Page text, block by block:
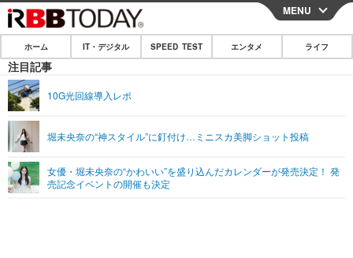
CLOSE
ホーム
IT・デジタル
ショッピング その他
SPEED TEST
エンタメ
エンタメTOP
ライフ
MENU
ホーム IT・デジタル SPEED TEST エンタメ ライフ
注目記事
10G光回線導入レポ
堀未央奈の“神スタイル”に釘付け…ミニスカ美脚ショット投稿
女優・堀未央奈の“かわいい”を盛り込んだカレンダーが発売決定！ 発
売記念イベントの開催も決定